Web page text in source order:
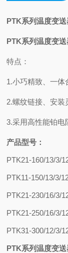
PTK系列温度变
PTK系列温度变送
特点：
1.小巧精致、一体
2.螺纹链接、安装
3.采用高性能铂电
产品型号：
PTK21-160/13/3/
PTK11-150/13/3/
PTK21-230/16/3/
PTK21-250/16/3/
PTK31-300/12/3/
PTK系列温度变